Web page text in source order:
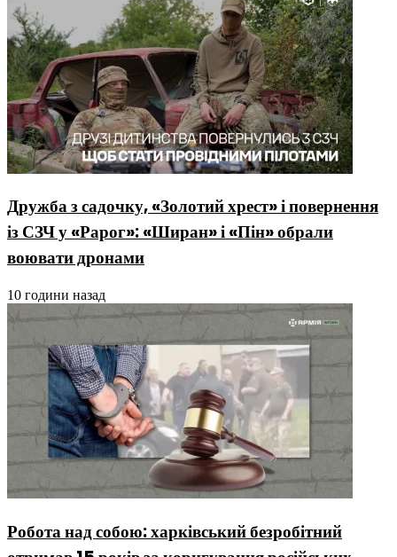
Дружба з садочку, «Золотий хрест» і повернення
із СЗЧ у «Рарог»: «Ширан» і «Пін» обрали
воювати дронами
10 години назад
Робота над собою: харківський безробітний